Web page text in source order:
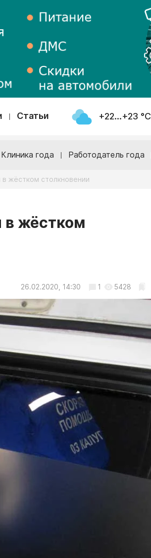
Статьи +22...+23 °С
Клиника года Работодатель года
жёстком столкновении
в жёстком
26.02.2020, 14:30 1 5428